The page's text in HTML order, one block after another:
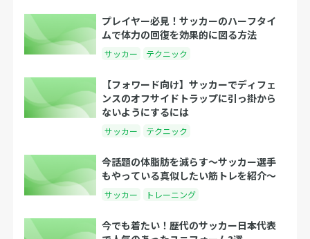
プレイヤー必見！サッカーのハーフタイ
ムで体力の回復を効果的に図る方法
サッカー テクニック
【フォワード向け】サッカーでディフェ
ンスのオフサイドトラップに引っ掛から
ないようにするには
サッカー テクニック
今話題の体脂肪を減らす〜サッカー選手
もやっている真似したい筋トレを紹介〜
サッカー トレーニング
今でも着たい！歴代のサッカー日本代表